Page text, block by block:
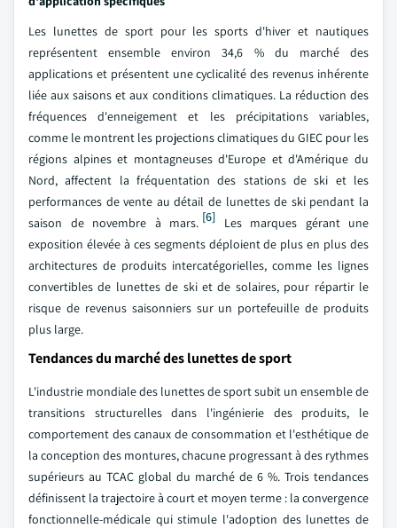
Les lunettes de sport pour les sports d'hiver et nautiques
représentent ensemble environ 34,6 % du marché des
applications et présentent une cyclicalité des revenus inhérente
liée aux saisons et aux conditions climatiques. La réduction des
fréquences d'enneigement et les précipitations variables,
comme le montrent les projections climatiques du GIEC pour les
régions alpines et montagneuses d'Europe et d'Amérique du
Nord, affectent la fréquentation des stations de ski et les
performances de vente au détail de lunettes de ski pendant la
saison de novembre à mars. [6] Les marques gérant une
exposition élevée à ces segments déploient de plus en plus des
architectures de produits intercatégorielles, comme les lignes
convertibles de lunettes de ski et de solaires, pour répartir le
risque de revenus saisonniers sur un portefeuille de produits
plus large.
Tendances du marché des lunettes de sport
L'industrie mondiale des lunettes de sport subit un ensemble de
transitions structurelles dans l'ingénierie des produits, le
comportement des canaux de consommation et l'esthétique de
la conception des montures, chacune progressant à des rythmes
supérieurs au TCAC global du marché de 6 %. Trois tendances
définissent la trajectoire à court et moyen terme : la convergence
fonctionnelle-médicale qui stimule l'adoption des lunettes de